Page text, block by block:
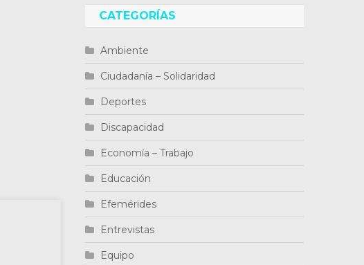
CATEGORÍAS
Ambiente
Ciudadanía – Solidaridad
Deportes
Discapacidad
Economía – Trabajo
Educación
Efemérides
Entrevistas
Equipo